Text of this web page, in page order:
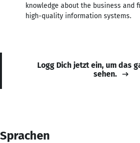
knowledge about the business and
high-quality information systems.
Logg Dich jetzt ein, um das
sehen.
Sprachen